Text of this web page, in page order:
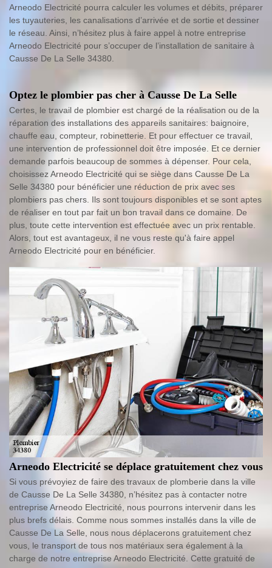
Arneodo Electricité pourra calculer les volumes et débits, préparer
les tuyauteries, les canalisations d’arrivée et de sortie et dessiner
le réseau. Ainsi, n’hésitez plus à faire appel à notre entreprise
Arneodo Electricité pour s’occuper de l’installation de sanitaire à
Causse De La Selle 34380.
Optez le plombier pas cher à Causse De La Selle
Certes, le travail de plombier est chargé de la réalisation ou de la
réparation des installations des appareils sanitaires: baignoire,
chauffe eau, compteur, robinetterie. Et pour effectuer ce travail,
une intervention de professionnel doit être imposée. Et ce dernier
demande parfois beaucoup de sommes à dépenser. Pour cela,
choisissez Arneodo Electricité qui se siège dans Causse De La
Selle 34380 pour bénéficier une réduction de prix avec ses
plombiers pas chers. Ils sont toujours disponibles et se sont aptes
de réaliser en tout par fait un bon travail dans ce domaine. De
plus, toute cette intervention est effectuée avec un prix rentable.
Alors, tout est avantageux, il ne vous reste qu'à faire appel
Arneodo Electricité pour en bénéficier.
Arneodo Electricité se déplace gratuitement chez vous
Si vous prévoyiez de faire des travaux de plomberie dans la ville
de Causse De La Selle 34380, n’hésitez pas à contacter notre
entreprise Arneodo Electricité, nous pourrons intervenir dans les
plus brefs délais. Comme nous sommes installés dans la ville de
Causse De La Selle, nous nous déplacerons gratuitement chez
vous, le transport de tous nos matériaux sera également à la
charge de notre entreprise Arneodo Electricité. Cette gratuité de